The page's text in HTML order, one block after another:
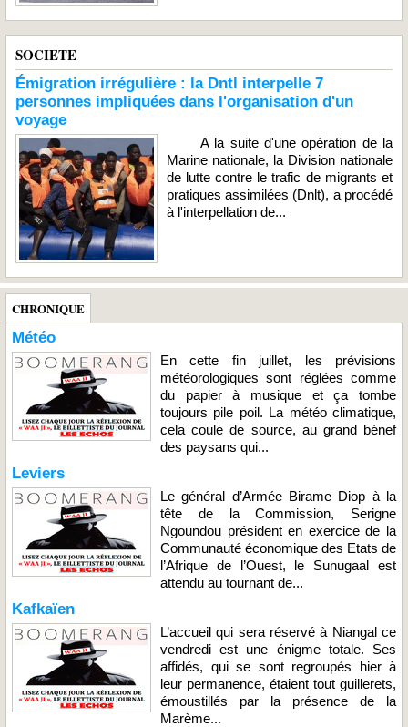
SOCIETE
Émigration irrégulière : la Dntl interpelle 7
personnes impliquées dans l'organisation d'un
voyage
A la suite d'une opération de la
Marine nationale, la Division nationale
de lutte contre le trafic de migrants et
pratiques assimilées (Dnlt), a procédé
à l'interpellation de...
CHRONIQUE
Météo
En cette fin juillet, les prévisions
météorologiques sont réglées comme
du papier à musique et ça tombe
toujours pile poil. La météo climatique,
cela coule de source, au grand bénef
des paysans qui...
Leviers
Le général d’Armée Birame Diop à la
tête de la Commission, Serigne
Ngoundou président en exercice de la
Communauté économique des Etats de
l’Afrique de l’Ouest, le Sunugaal est
attendu au tournant de...
Kafkaïen
L’accueil qui sera réservé à Niangal ce
vendredi est une énigme totale. Ses
affidés, qui se sont regroupés hier à
leur permanence, étaient tout guillerets,
émoustillés par la présence de la
Marème...